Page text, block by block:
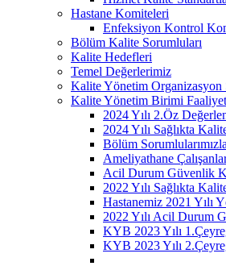
Hastane Komiteleri
Enfeksiyon Kontrol
Bölüm Kalite Sorumluları
Kalite Hedefleri
Temel Değerlerimiz
Kalite Yönetim Organizasyon
Kalite Yönetim Birimi
2024 Yılı 2.Öz
2024 Yılı Sağlıkta
Bölüm
Ameliyathane
Acil Durum Güvenlik
2022 Yılı Sağlıkta
Hastanemiz 2021 Yılı
2022 Yılı Acil Durum
KYB 2023 Yılı
KYB 2023 Yılı